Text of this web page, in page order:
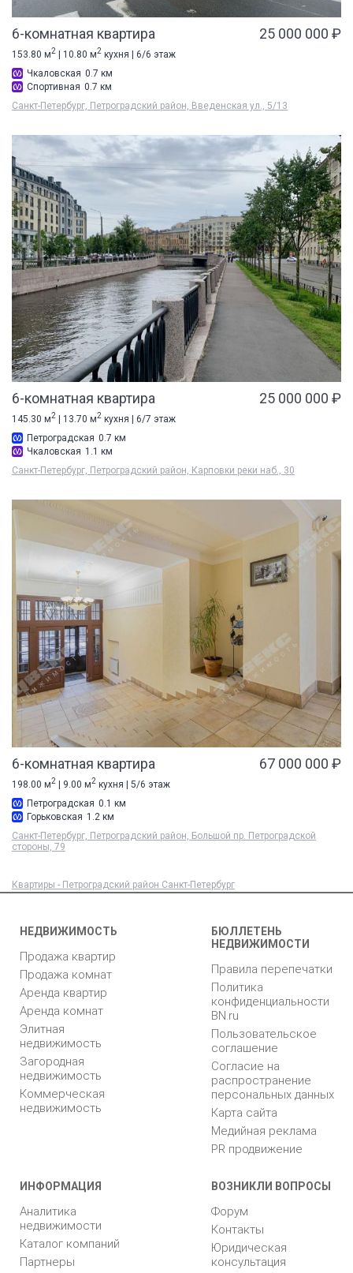
6-комнатная квартира 25 000 000 ₽
153.80 м2 | 10.80 м2 кухня | 6/6 этаж
Чкаловская 0.7 км
Спортивная 0.7 км
Санкт-Петербург, Петроградский район, Введенская ул., 5/13
6-комнатная квартира 25 000 000 ₽
145.30 м2 | 13.70 м2 кухня | 6/7 этаж
Петроградская 0.7 км
Чкаловская 1.1 км
Санкт-Петербург, Петроградский район, Карповки реки наб., 30
6-комнатная квартира 67 000 000 ₽
198.00 м2 | 9.00 м2 кухня | 5/6 этаж
Петроградская 0.1 км
Горьковская 1.2 км
Санкт-Петербург, Петроградский район, Большой пр. Петроградской
стороны, 79
Квартиры - Петроградский район Санкт-Петербург
НЕДВИЖИМОСТЬ
Продажа квартир
Продажа комнат
Аренда квартир
Аренда комнат
Элитная
недвижимость
Загородная
недвижимость
Коммерческая
недвижимость
БЮЛЛЕТЕНЬ
НЕДВИЖИМОСТИ
Правила перепечатки
Политика
конфиденциальности
BN.ru
Пользовательское
соглашение
Согласие на
распространение
персональных данных
Карта сайта
Медийная реклама
PR продвижение
ИНФОРМАЦИЯ
Аналитика
недвижимости
Каталог компаний
Партнеры
ВОЗНИКЛИ ВОПРОСЫ
Форум
Контакты
Юридическая
консультация